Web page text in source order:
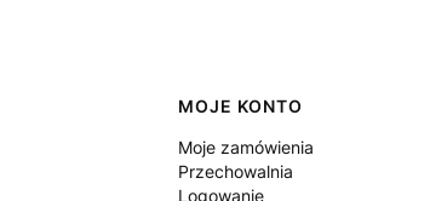
MOJE KONTO
Moje zamówienia
Przechowalnia
Logowanie